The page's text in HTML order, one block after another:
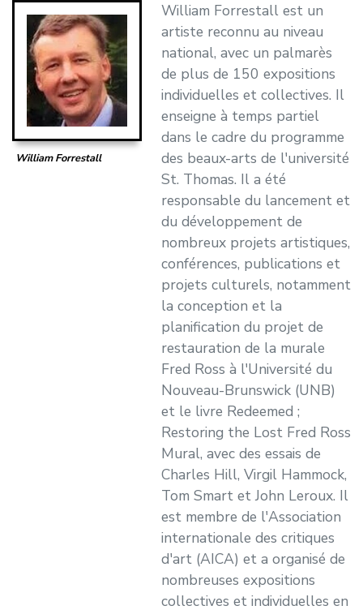
William Forrestall
William Forrestall est un
artiste reconnu au niveau
national, avec un palmarès
de plus de 150 expositions
individuelles et collectives. Il
enseigne à temps partiel
dans le cadre du programme
des beaux-arts de l'université
St. Thomas. Il a été
responsable du lancement et
du développement de
nombreux projets artistiques,
conférences, publications et
projets culturels, notamment
la conception et la
planification du projet de
restauration de la murale
Fred Ross à l'Université du
Nouveau-Brunswick (UNB)
et le livre Redeemed ;
Restoring the Lost Fred Ross
Mural, avec des essais de
Charles Hill, Virgil Hammock,
Tom Smart et John Leroux. Il
est membre de l'Association
internationale des critiques
d'art (AICA) et a organisé de
nombreuses expositions
collectives et individuelles en